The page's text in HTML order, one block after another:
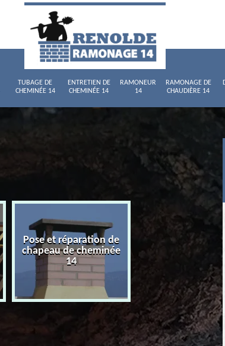
TUBAGE DE
CHEMINÉE 14
ENTRETIEN DE
CHEMINÉE 14
RAMONEUR
14
RAMONAGE DE
CHAUDIÈRE 14
Pose et réparation de
chapeau de cheminée
14
Tubage de